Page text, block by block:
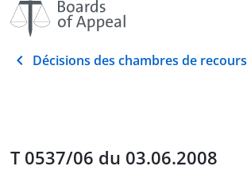
Décisions des chambres de recours
T 0537/06 du 03.06.2008